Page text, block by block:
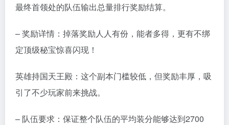
最终首领处的队伍输出总量排行奖励结算。
– 奖励详情：掉落奖励人人有份，能者多得，更有不绑
定顶级秘宝惊喜闪现！
英雄持国天王殿：这个副本门槛较低，但奖励丰厚，吸
引了不少玩家前来挑战。
– 队伍要求：保证整个队伍的平均装分能够达到2700